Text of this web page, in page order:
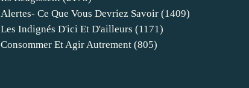
Alertes- Ce Que Vous Devriez Savoir (1409)
Les Indignés D'ici Et D'ailleurs (1171)
Consommer Et Agir Autrement (805)